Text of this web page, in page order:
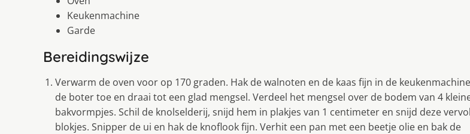
Keukenmachine
Garde
Bereidingswijze
Verwarm de oven voor op 170 graden. Hak de walnoten en de kaas fijn in de
de boter toe en draai tot een glad mengsel. Verdeel het mengsel over de bodem van 4
bakvormpjes. Schil de knolselderij, snijd hem in plakjes van 1 centimeter en snijd deze
blokjes. Snipper de ui en hak de knoflook fijn. Verhit een pan met een beetje olie en bak de